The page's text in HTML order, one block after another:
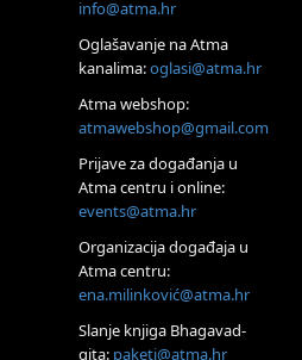
generacija kreće 25.08. 2026.
Online
Škola BaZi – put prema dubljem
Visoko
Alemka Dauskardt –
konstelacija
Online
SPAVAJ… Priče za lakšu noć
Zagreb
HOD PO ŽERAVICI – Seminar
info@atma.hr
Oglašavanje na Atma
kanalima:oglasi@atma.hr
Atma webshop:
atmawebshop@gmail.com
Prijave za događanja u
Atma centru i online:
events@atma.hr
Organizacija događaja u
Atma centru:
ena.milinković@atma.hr
Slanje knjiga Bhagavad-
gita: paketi@atma.hr